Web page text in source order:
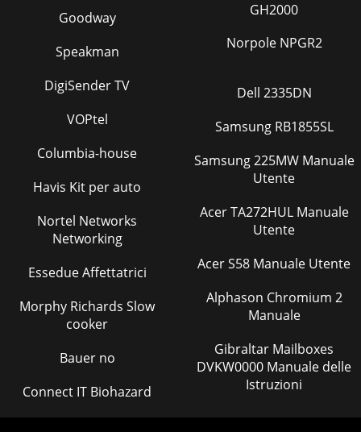
Goodway
Speakman
DigiSender TV
VOPtel
Columbia-house
Havis Kit per auto
Nortel Networks
Networking
Essedue Affettatrici
Morphy Richards Slow
cooker
Bauer no
Connect IT Biohazard
GH2000
Norpole NPGR2
Dell 2335DN
Samsung RB1855SL
Samsung 225MW Manuale
Utente
Acer TA272HUL Manuale
Utente
Acer S58 Manuale Utente
Alphason Chromium 2
Manuale
Gibraltar Mailboxes
DVKW0000 Manuale delle
Istruzioni